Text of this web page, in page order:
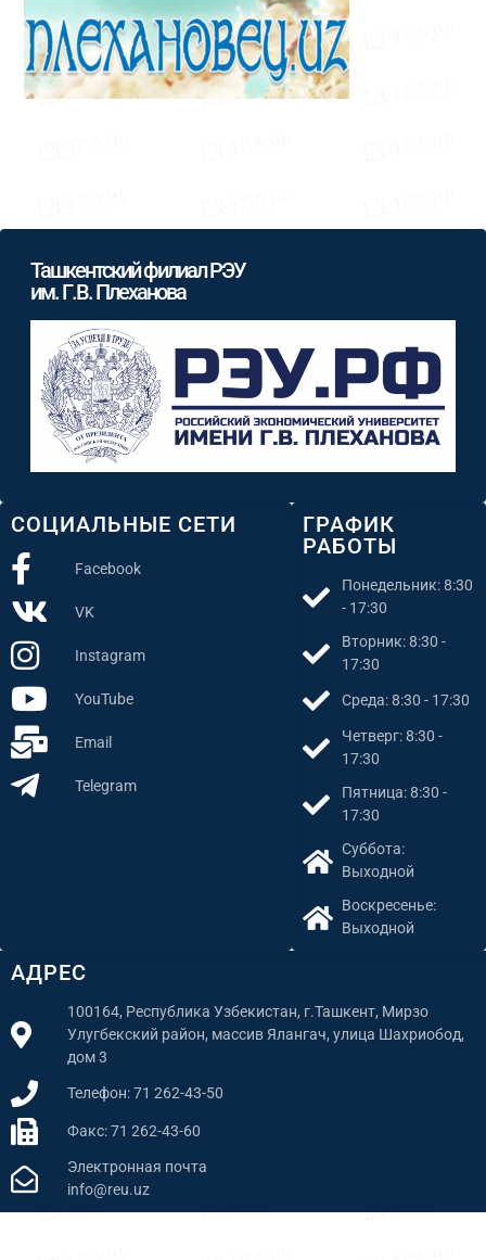
АДРЕС
100164, Республика Узбекистан, г.Ташкент, Мирзо
Улугбекский район, массив Ялангач, улица Шахриобод,
дом 3
Телефон: 71 262-43-50
Факс: 71 262-43-60
Электронная почта
info@reu.uz
ГРАФИК
РАБОТЫ
Понедельник: 8:30
- 17:30
Вторник: 8:30 -
17:30
Среда: 8:30 - 17:30
Четверг: 8:30 -
17:30
Пятница: 8:30 -
17:30
Суббота:
Выходной
Воскресенье:
Выходной
СОЦИАЛЬНЫЕ СЕТИ
Facebook
VK
Instagram
YouTube
Email
Telegram
Ташкентский филиал РЭУ
им. Г.В. Плеханова